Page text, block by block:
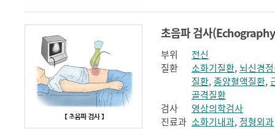
초음파 검사
부위
전신
질환
소화기질환, 뇌신경
질환,종양혈액질환,
골격질환
검사
영상의학검사
진료과 소화기내과, 정형외과